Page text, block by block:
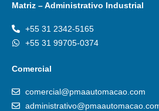
Matriz – Administrativo Industrial
+55 31 2342-5165
+55 31 99705-0374
Comercial
comercial@pmaautomacao.com